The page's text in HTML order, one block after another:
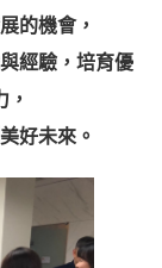
的機會，
經驗，培育優
好未來。